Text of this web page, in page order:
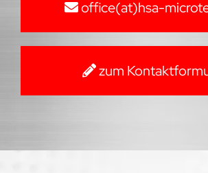
office(at)hsa-
zum